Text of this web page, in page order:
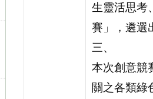
生靈活思考
賽」，遴選
三、
本次創意競
關之各類綠